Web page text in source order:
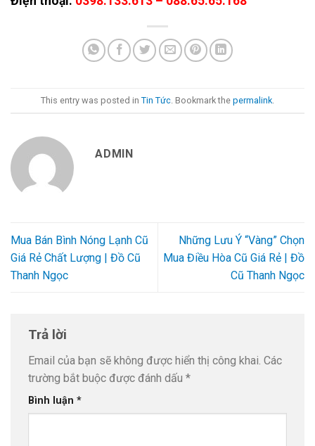
This entry was posted in Tin Tức . Bookmark the permalink
ADMIN
Mua Bán Bình Nóng Lạnh Cũ
Giá Rẻ Chất Lượng | Đồ Cũ
Thanh Ngọc
Những Lưu Ý “Vàng” Chọn
Mua Điều Hòa Cũ Giá Rẻ | Đồ
Cũ Thanh Ngọc
Trả lời
Email của bạn sẽ không được hiển thị công khai. Các
trường bắt buộc được đánh dấu *
Bình luận *